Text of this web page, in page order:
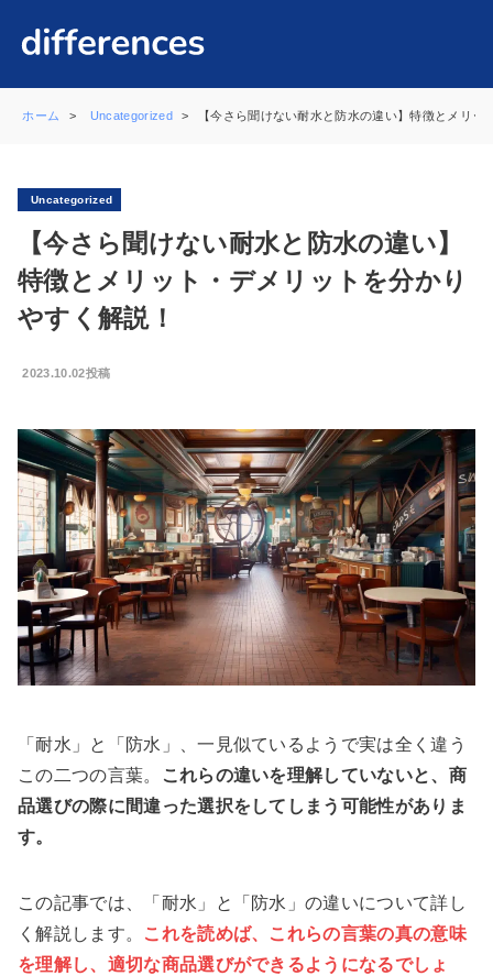
ホーム Uncategorized 【今さら聞けない耐水と防水の違い】特徴とメリ
Uncategorized
【今さら聞けない耐水と防水の違い】
特徴とメリット・デメリットを分かり
やすく解説！
2023.10.02投稿
「耐水」と「防水」、一見似ているようで実は全く違う
この二つの言葉。
これらの違いを理解していないと、商
品選びの際に間違った選択をしてしまう可能性がありま
す。
この記事では、「耐水」と「防水」の違いについて詳し
く解説します。
これを読めば、これらの言葉の真の意味
を理解し、適切な商品選びができるようになるでしょ